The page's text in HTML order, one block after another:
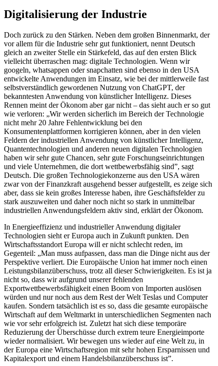
Digitalisierung der Industrie
Doch zurück zu den Stärken. Neben dem großen Binnenmarkt, der
vor allem für die Industrie sehr gut funktioniert, nennt Deutsch
gleich an zweiter Stelle ein Stärkefeld, das auf den ersten Blick
vielleicht überraschen mag: digitale Technologien. Wenn wir
googeln, whatsappen oder snapchatten sind ebenso in den USA
entwickelte Anwendungen im Einsatz, wie bei der mittlerweile fast
selbstverständlich gewordenen Nutzung von ChatGPT, der
bekanntesten Anwendung von künstlicher Intelligenz. Dieses
Rennen meint der Ökonom aber gar nicht – das sieht auch er so gut
wie verloren: „Wir werden sicherlich im Bereich der Technologie
nicht mehr 20 Jahre Fehlentwicklung bei den
Konsumentenplattformen korrigieren können, aber in den vielen
Feldern der industriellen Anwendung von künstlicher Intelligenz,
Quantentechnologien und anderen neuen digitalen Technologien
haben wir sehr gute Chancen, sehr gute Forschungseinrichtungen
und viele Unternehmen, die dort wettbewerbsfähig sind”, sagt
Deutsch. Die großen Technologiekonzerne aus den USA wären
zwar von der Finanzkraft ausgehend besser aufgestellt, es zeige sich
aber, dass sie kein großes Interesse haben, ihre Geschäftsfelder zu
stark auszuweiten und daher noch nicht so stark in unmittelbar
industriellen Anwendungsfeldern aktiv sind, erklärt der Ökonom.
In Energieeffizienz und industrieller Anwendung digitaler
Technologien sieht er Europa auch in Zukunft punkten. Den
Wirtschaftsstandort Europa will er nicht schlecht reden, im
Gegenteil: „Man muss aufpassen, dass man die Dinge nicht aus der
Perspektive verliert. Die Europäische Union hat immer noch einen
Leistungsbilanzüberschuss, trotz all dieser Schwierigkeiten. Es ist ja
nicht so, dass wir aufgrund unserer fehlenden
Exportwettbewerbsfähigkeit einen Boom von Importen auslösen
würden und nur noch aus dem Rest der Welt Teslas und Computer
kaufen. Sondern tatsächlich ist es so, dass die gesamte europäische
Wirtschaft auf dem Weltmarkt in unterschiedlichen Segmenten nach
wie vor sehr erfolgreich ist. Zuletzt hat sich diese temporäre
Reduzierung der Überschüsse durch extrem teure Energieimporte
wieder normalisiert. Wir bewegen uns wieder auf eine Welt zu, in
der Europa eine Wirtschaftsregion mit sehr hohen Ersparnissen und
Kapitalexport und einem Handelsbilanzüberschuss ist”.